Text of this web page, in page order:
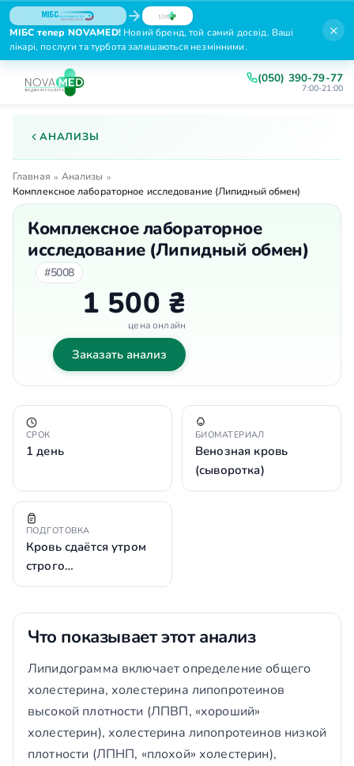
МІБС тепер NOVAMED!Новий бренд, той самий досвід. Ваші
лікарі, послуги та турбота залишаються незмінними.
×
(050) 390-79-77
7:00-21:00
АНАЛИЗЫ
Главная » Анализы »
Комплексное лабораторное исследование (Липидный обмен)
Комплексное лабораторное
исследование (Липидный обмен)
#5008
1 500 ₴
цена онлайн
Заказать анализ
СРОК
1 день
БИОМАТЕРИАЛ
Венозная кровь
(сыворотка)
ПОДГОТОВКА
Кровь сдаётся утром
строго…
Что показывает этот анализ
Липидограмма включает определение общего
холестерина, холестерина липопротеинов
высокой плотности (ЛПВП, «хороший»
холестерин), холестерина липопротеинов низкой
плотности (ЛПНП, «плохой» холестерин),